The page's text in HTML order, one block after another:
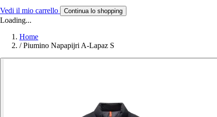
Vedi il mio carrello Continua lo shopping
Loading...
Home
/ Piumino Napapijri A-Lapaz S